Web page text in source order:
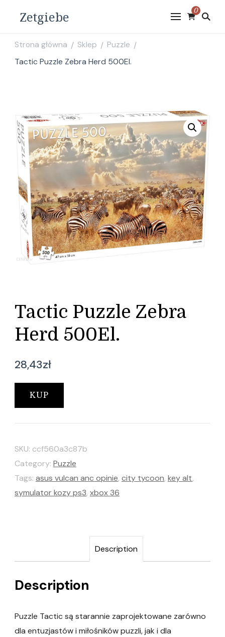
Zetgiebe 0
Strona główna / Sklep / Puzzle /
Tactic Puzzle Zebra Herd 500El.
Tactic Puzzle Zebra
Herd 500El.
28,43zł
KUP
SKU: ccf560a3c87b
Category: Puzzle
Tags: asus vulcan anc opinie, city tycoon, key alt,
symulator kozy ps3, xbox 36
Description
Description
Puzzle Tactic są starannie zaprojektowane zarówno
dla entuzjastów i miłośników puzzli, jak i dla